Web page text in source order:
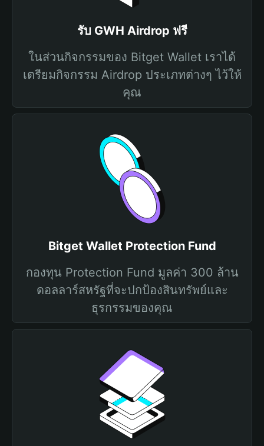
รับ GWH Airdrop ฟรี
ในส่วนกิจกรรมของ Bitget Wallet เราได้
เตรียมกิจกรรม Airdrop ประเภทต่างๆ ไว้ให้
คุณ
Bitget Wallet Protection Fund
กองทุน Protection Fund มูลค่า 300 ล้าน
ดอลลาร์สหรัฐที่จะปกป้องสินทรัพย์และ
ธุรกรรมของคุณ